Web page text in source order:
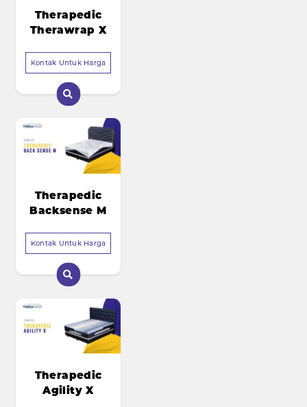
Therapedic
Therawrap X
Kontak Untuk Harga
Therapedic
Backsense M
Kontak Untuk Harga
Therapedic
Agility X